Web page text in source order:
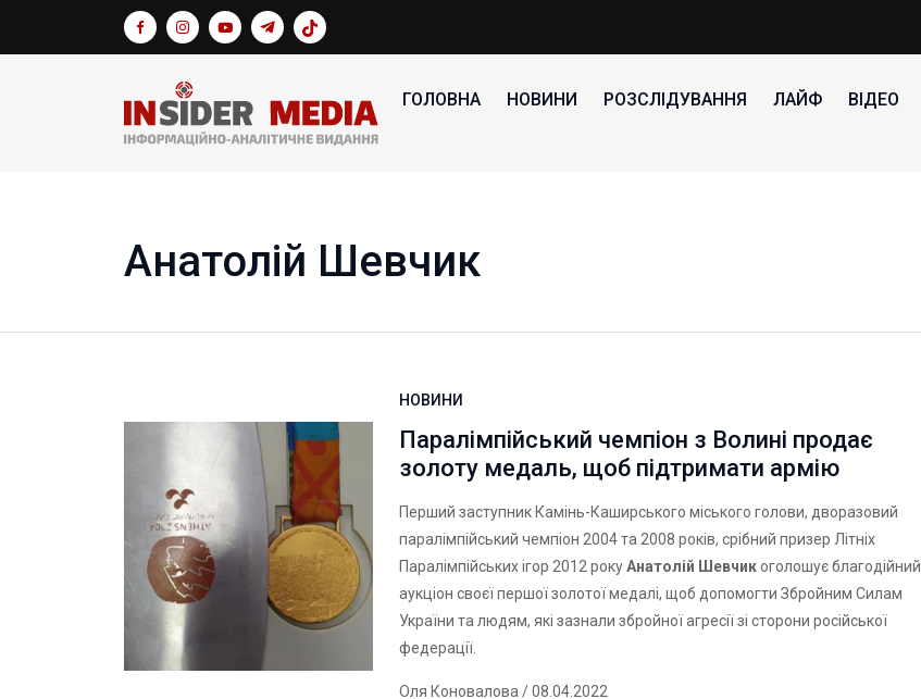
ГОЛОВНА НОВИНИ РОЗСЛІДУВАННЯ ЛАЙФ ВІДЕО
Анатолій Шевчик
НОВИНИ
Паралімпійський чемпіон з Волині продає
золоту медаль, щоб підтримати армію
Перший заступник Камінь-Каширського міського голови, дворазовий
паралімпійський чемпіон 2004 та 2008 років, срібний призер Літніх
Паралімпійських ігор 2012 рокуАнатолій Шевчикоголошує благодійний
аукціон своєї першої золотої медалі, щоб допомогти Збройним Силам
України та людям, які зазнали збройної агресії зі сторони російської
федерації.
Оля Коновалова / 08.04.2022